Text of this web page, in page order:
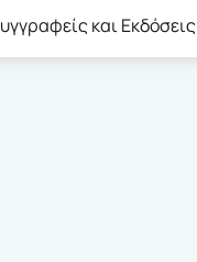
και Εκδόσεις